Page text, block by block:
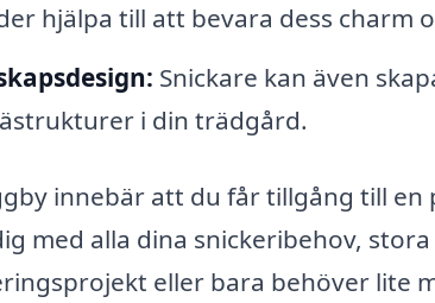
hjälpa till att bevara dess charm
Snickare kan även
i din trädgård.
innebär att du får tillgång till en
med alla dina snickeribehov,
eller bara behöver lite